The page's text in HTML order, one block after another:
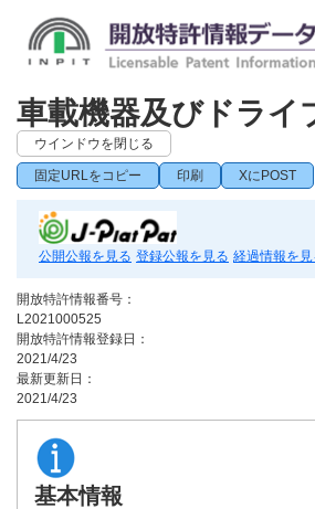
車載機器及びドライ
ウインドウを閉じる
固定URLをコピー 印刷 XにPOST
公開公報を見る 登録公報を見る 経過情報を見
開放特許情報番号：
L2021000525
開放特許情報登録日：
2021/4/23
最新更新日：
2021/4/23
基本情報